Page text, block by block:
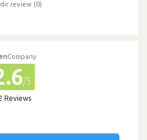
review (0)
Company
/5
Reviews